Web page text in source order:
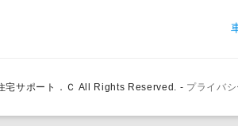
宅サポート．Ｃ All Rights Reserved. - プライバ